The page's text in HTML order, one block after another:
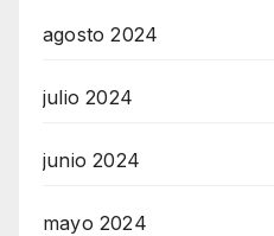
agosto 2024
julio 2024
junio 2024
mayo 2024